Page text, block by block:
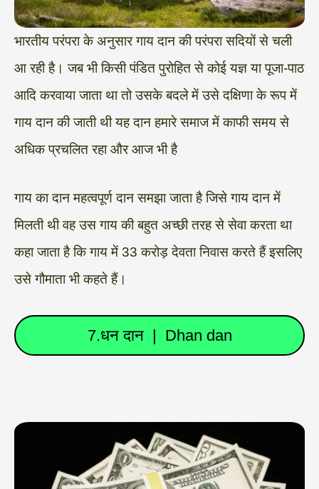
भारतीय परंपरा के अनुसार गाय दान की परंपरा सदियों से चली
आ रही है। जब भी किसी पंडित पुरोहित से कोई यज्ञ या पूजा-पाठ
आदि करवाया जाता था तो उसके बदले में उसे दक्षिणा के रूप में
गाय दान की जाती थी यह दान हमारे समाज में काफी समय से
अधिक प्रचलित रहा और आज भी है
गाय का दान महत्वपूर्ण दान समझा जाता है जिसे गाय दान में
मिलती थी वह उस गाय की बहुत अच्छी तरह से सेवा करता था
कहा जाता है कि गाय में 33 करोड़ देवता निवास करते हैं इसलिए
उसे गौमाता भी कहते हैं।
7.धन दान | Dhan dan